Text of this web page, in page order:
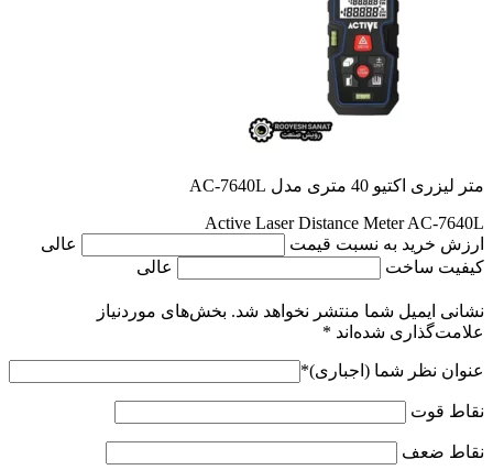
متر لیزری اکتیو 40 متری مدل AC-7640L
Active Laser Distance Meter AC-7640L
ارزش خرید به نسبت قیمت
عالی
کیفیت ساخت
عالی
نشانی ایمیل شما منتشر نخواهد شد. بخش‌های موردنیاز
علامت‌گذاری شده‌اند *
عنوان نظر شما (اجباری)*
نقاط قوت
نقاط ضعف